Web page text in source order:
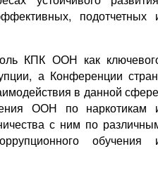
подотчетных
КПК ООН как
а Конференции
в данной
ООН по наркотикам
с ним по
обучения